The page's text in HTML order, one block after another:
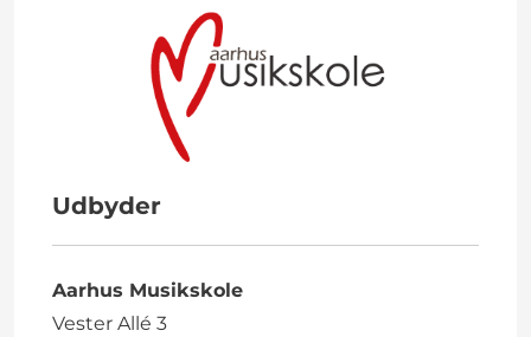
Udbyder
Aarhus Musikskole
Vester Allé 3